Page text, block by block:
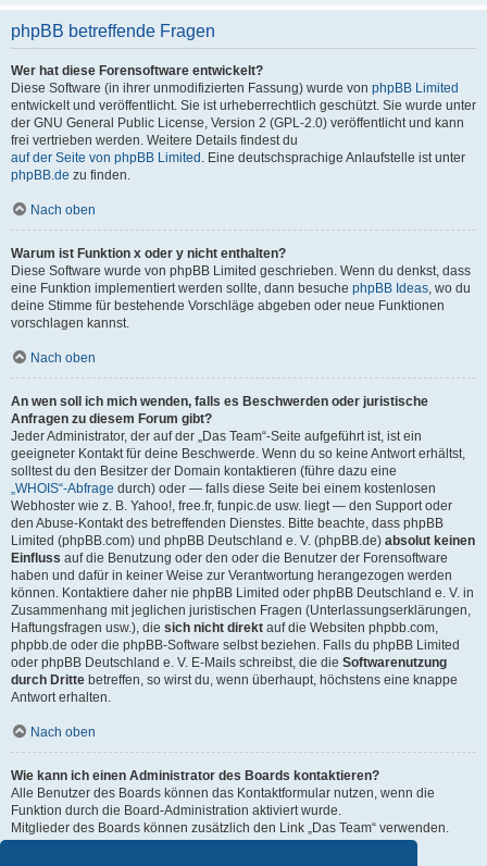
phpBB betreffende Fragen
Wer hat diese Forensoftware entwickelt?
Diese Software (in ihrer unmodifizierten Fassung) wurde von phpBB Limited
entwickelt und veröffentlicht. Sie ist urheberrechtlich geschützt. Sie wurde unter
der GNU General Public License, Version 2 (GPL-2.0) veröffentlicht und kann
frei vertrieben werden. Weitere Details findest du
auf der Seite von phpBB Limited . Eine deutschsprachige Anlaufstelle ist unter
phpBB.de zu finden.
Nach oben
Warum ist Funktion x oder y nicht enthalten?
Diese Software wurde von phpBB Limited geschrieben. Wenn du denkst, dass
eine Funktion implementiert werden sollte, dann besuche phpBB Ideas, wo du
deine Stimme für bestehende Vorschläge abgeben oder neue Funktionen
vorschlagen kannst.
Nach oben
An wen soll ich mich wenden, falls es Beschwerden oder juristische
Anfragen zu diesem Forum gibt?
Jeder Administrator, der auf der „Das Team“-Seite aufgeführt ist, ist ein
geeigneter Kontakt für deine Beschwerde. Wenn du so keine Antwort erhältst,
solltest du den Besitzer der Domain kontaktieren (führe dazu eine
„WHOIS“-Abfrage durch) oder — falls diese Seite bei einem kostenlosen
Webhoster wie z. B. Yahoo!, free.fr, funpic.de usw. liegt — den Support oder
den Abuse-Kontakt des betreffenden Dienstes. Bitte beachte, dass phpBB
Limited (phpBB.com) und phpBB Deutschland e. V. (phpBB.de) absolut keinen
Einfluss auf die Benutzung oder den oder die Benutzer der Forensoftware
haben und dafür in keiner Weise zur Verantwortung herangezogen werden
können. Kontaktiere daher nie phpBB Limited oder phpBB Deutschland e. V. in
Zusammenhang mit jeglichen juristischen Fragen (Unterlassungserklärungen,
Haftungsfragen usw.), die sich nicht direkt auf die Websiten phpbb.com,
phpbb.de oder die phpBB-Software selbst beziehen. Falls du phpBB Limited
oder phpBB Deutschland e. V. E-Mails schreibst, die die Softwarenutzung
durch Dritte betreffen, so wirst du, wenn überhaupt, höchstens eine knappe
Antwort erhalten.
Nach oben
Wie kann ich einen Administrator des Boards kontaktieren?
Alle Benutzer des Boards können das Kontaktformular nutzen, wenn die
Funktion durch die Board-Administration aktiviert wurde.
Mitglieder des Boards können zusätzlich den Link „Das Team“ verwenden.